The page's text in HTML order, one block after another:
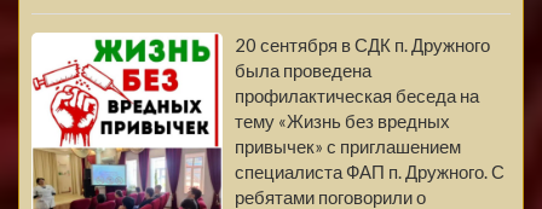
20 сентября в СДК п. Дружного
была проведена
профилактическая беседа на
тему «Жизнь без вредных
привычек» с приглашением
специалиста ФАП п. Дружного. С
ребятами поговорили о